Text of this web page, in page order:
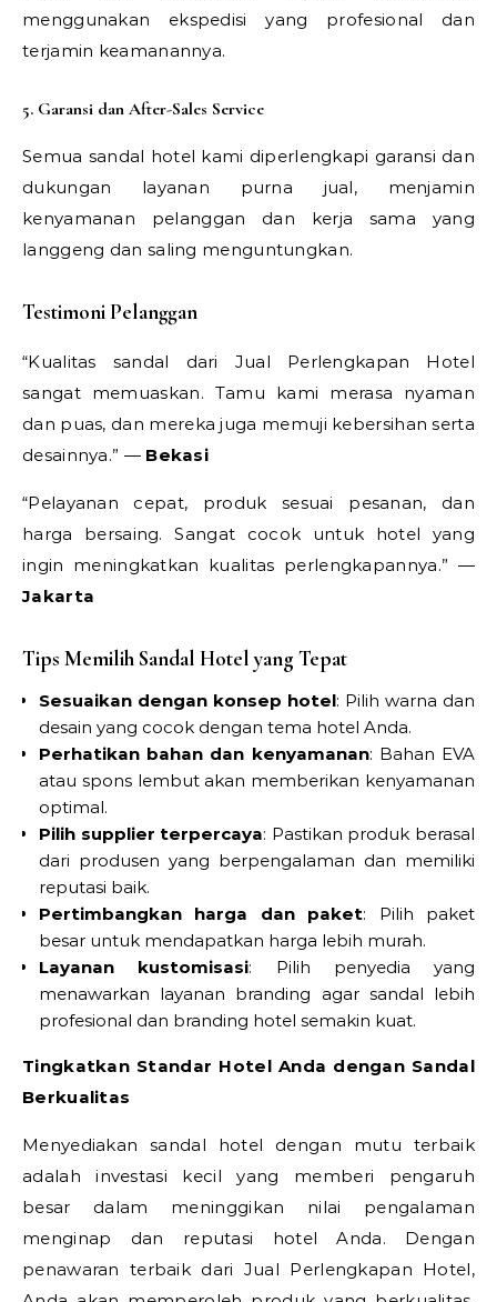
menggunakan ekspedisi yang profesional dan
terjamin keamanannya.
5. Garansi dan After-Sales Service
Semua sandal hotel kami diperlengkapi garansi dan
dukungan layanan purna jual, menjamin
kenyamanan pelanggan dan kerja sama yang
langgeng dan saling menguntungkan.
Testimoni Pelanggan
“Kualitas sandal dari Jual Perlengkapan Hotel
sangat memuaskan. Tamu kami merasa nyaman
dan puas, dan mereka juga memuji kebersihan serta
desainnya.” — Bekasi
“Pelayanan cepat, produk sesuai pesanan, dan
harga bersaing. Sangat cocok untuk hotel yang
ingin meningkatkan kualitas perlengkapannya.” —
Jakarta
Tips Memilih Sandal Hotel yang Tepat
Sesuaikan dengan konsep hotel: Pilih warna dan
desain yang cocok dengan tema hotel Anda.
Perhatikan bahan dan kenyamanan: Bahan EVA
atau spons lembut akan memberikan kenyamanan
optimal.
Pilih supplier terpercaya: Pastikan produk berasal
dari produsen yang berpengalaman dan memiliki
reputasi baik.
Pertimbangkan harga dan paket: Pilih paket
besar untuk mendapatkan harga lebih murah.
Layanan kustomisasi: Pilih penyedia yang
menawarkan layanan branding agar sandal lebih
profesional dan branding hotel semakin kuat.
Tingkatkan Standar Hotel Anda dengan Sandal
Berkualitas
Menyediakan sandal hotel dengan mutu terbaik
adalah investasi kecil yang memberi pengaruh
besar dalam meninggikan nilai pengalaman
menginap dan reputasi hotel Anda. Dengan
penawaran terbaik dari Jual Perlengkapan Hotel,